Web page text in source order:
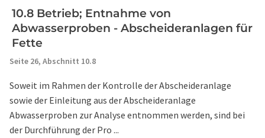
10.8 Betrieb; Entnahme von
Abwasserproben - Abscheideranlagen für
Fette
Seite 26, Abschnitt 10.8
Soweit im Rahmen der Kontrolle der Abscheideranlage
sowie der Einleitung aus der Abscheideranlage
Abwasserproben zur Analyse entnommen werden, sind bei
der Durchführung der Pro ...